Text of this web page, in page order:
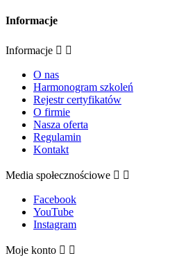
Informacje
Informacje  
O nas
Harmonogram szkoleń
Rejestr certyfikatów
O firmie
Nasza oferta
Regulamin
Kontakt
Media społecznościowe  
Facebook
YouTube
Instagram
Moje konto  